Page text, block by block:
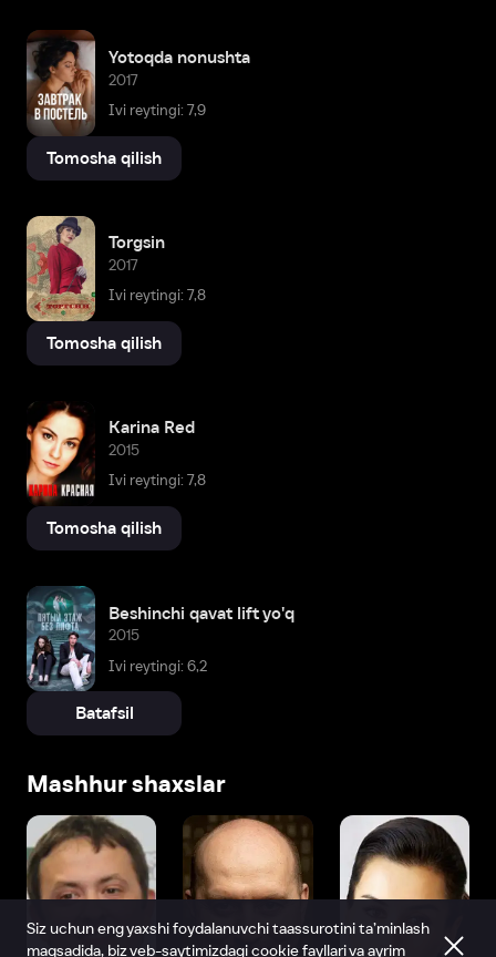
Yotoqda nonushta
2017
Ivi reytingi: 7,9
Tomosha qilish
Torgsin
2017
Ivi reytingi: 7,8
Tomosha qilish
Karina Red
2015
Ivi reytingi: 7,8
Tomosha qilish
Beshinchi qavat lift yo'q
2015
Ivi reytingi: 6,2
Batafsil
Mashhur shaxslar
Siz uchun eng yaxshi foydalanuvchi taassurotini ta’minlash
maqsadida, biz veb-saytimizdagicookie fayllari va ayrim